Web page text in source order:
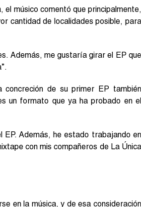
músico comentó que principalmente,
cantidad de localidades posible, para
Además, me gustaría girar el EP que
de su primer EP también
un formato que ya ha probado en el
EP. Además, he estado trabajando en
con mis compañeros de La Única
en la música, y de esa consideración